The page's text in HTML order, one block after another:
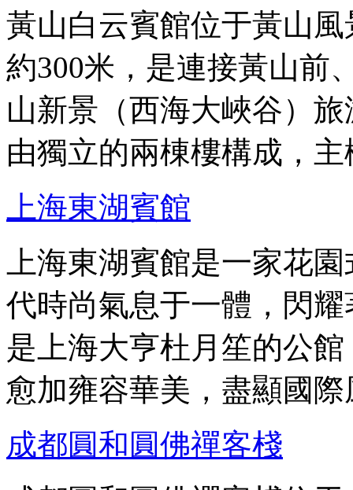
黃山白云賓館位于黃山
約300米，是連接黃山前
山新景（西海大峽谷）
由獨立的兩棟樓構成，
上海東湖賓館
上海東湖賓館是一家花
代時尚氣息于一體，閃
是上海大亨杜月笙的公
愈加雍容華美，盡顯國際
成都圓和圓佛禪客棧